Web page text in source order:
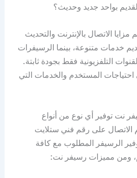
بواحد جديد وحديث؟
الاتصال بالإنترنت والتحديث
خدمات متنوعة، بينما الرسيفرات
التلفزيونية فقط بجودة ثابتة.
احتياجات المستخدم والخدمات التي
نت توفير أي نوع من أنواع
على رقم فني ستلايت
بتوفير الرسيفر المطلوب مع كافة
ومن مميزات رسيفر نت: